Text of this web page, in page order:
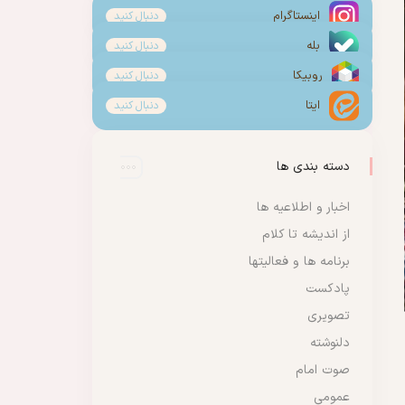
اینستاگرام دنبال کنید
بله دنبال کنید
روبیکا دنبال کنید
ایتا دنبال کنید
دسته بندی ها
اخبار و اطلاعیه ها
از اندیشه تا کلام
برنامه ها و فعالیتها
پادکست
تصویری
دلنوشته
صوت امام
عمومی